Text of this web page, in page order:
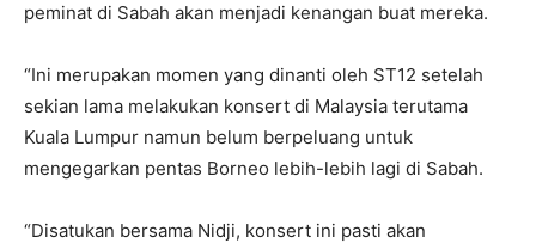
peminat di Sabah akan menjadi kenangan buat mereka.
“Ini merupakan momen yang dinanti oleh ST12 setelah
sekian lama melakukan konsert di Malaysia terutama
Kuala Lumpur namun belum berpeluang untuk
mengegarkan pentas Borneo lebih-lebih lagi di Sabah.
“Disatukan bersama Nidji, konsert ini pasti akan